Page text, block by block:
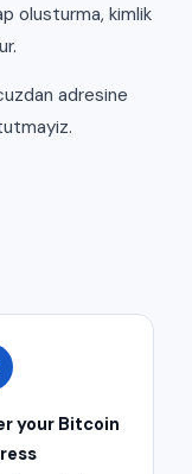
olusturma, kimlik
adresine
your Bitcoin